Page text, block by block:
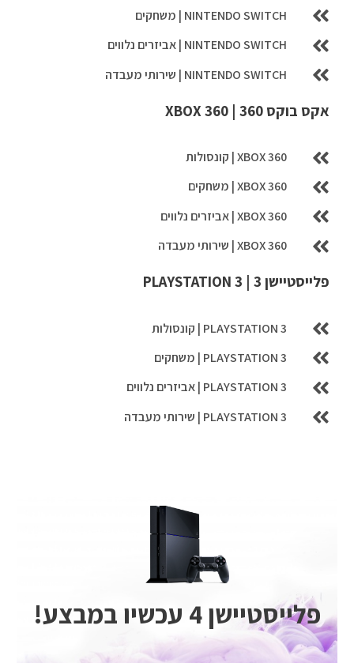
NINTENDO SWITCH | משחקים
NINTENDO SWITCH | אביזרים נלווים
NINTENDO SWITCH | שירותי מעבדה
אקס בוקס 360 | XBOX 360
XBOX 360 | קונסולות
XBOX 360 | משחקים
XBOX 360 | אביזרים נלווים
XBOX 360 | שירותי מעבדה
פלייסטיישן 3 | PLAYSTATION 3
PLAYSTATION 3 | קונסולות
PLAYSTATION 3 | משחקים
PLAYSTATION 3 | אביזרים נלווים
PLAYSTATION 3 | שירותי מעבדה
פלייסטיישן 4 עכשיו במבצע!